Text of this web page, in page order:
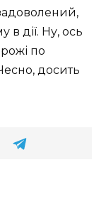
дії. Ну, ось
по
досить